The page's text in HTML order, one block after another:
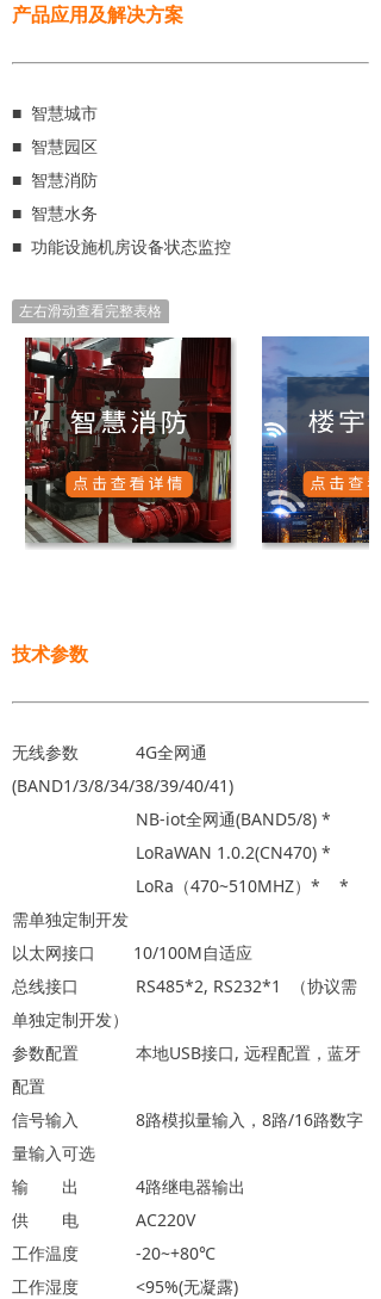
产品应用及解决方案
■ 智慧城市
■ 智慧园区
■ 智慧消防
■ 智慧水务
■ 功能设施机房设备状态监控
左右滑动查看完整表格
技术参数
无线参数 4G全网通
(BAND1/3/8/34/38/39/40/41)
NB-iot全网通(BAND5/8) *
LoRaWAN 1.0.2(CN470) *
LoRa（470~510MHZ）* *
需单独定制开发
以太网接口 10/100M自适应
总线接口 RS485*2, RS232*1 （协议需
单独定制开发）
参数配置 本地USB接口, 远程配置，蓝牙
配置
信号输入 8路模拟量输入，8路/16路数字
量输入可选
输 出 4路继电器输出
供 电 AC220V
工作温度 -20~+80℃
工作湿度 <95%(无凝露)